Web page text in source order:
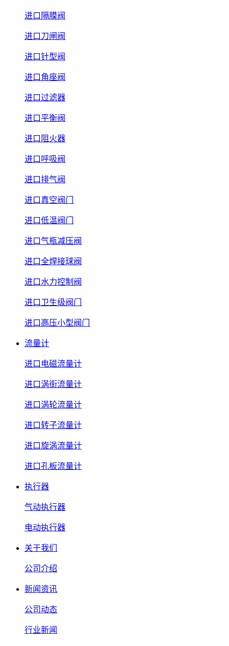
进口隔膜阀
进口刀闸阀
进口针型阀
进口角座阀
进口过滤器
进口平衡阀
进口阻火器
进口呼吸阀
进口排气阀
进口真空阀门
进口低温阀门
进口气瓶减压阀
进口全焊接球阀
进口水力控制阀
进口卫生级阀门
进口高压小型阀门
流量计
进口电磁流量计
进口涡街流量计
进口涡轮流量计
进口转子流量计
进口旋涡流量计
进口孔板流量计
执行器
气动执行器
电动执行器
关于我们
公司介绍
新闻资讯
公司动态
行业新闻